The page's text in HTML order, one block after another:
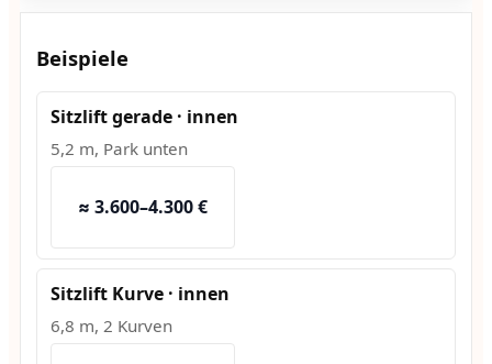
Beispiele
Sitzlift gerade · innen
5,2 m, Park unten
≈ 3.600–4.300 €
Sitzlift Kurve · innen
6,8 m, 2 Kurven